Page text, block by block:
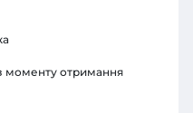
моменту отримання